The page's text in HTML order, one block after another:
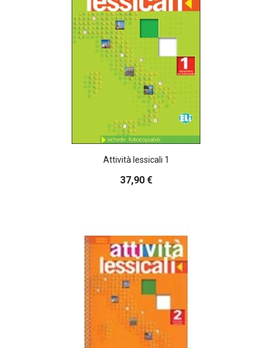
Attività lessicali 1
37,90 €